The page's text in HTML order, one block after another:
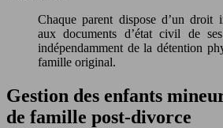
Chaque parent dispose d’un droit
aux documents d’état civil de
indépendamment de la détention
famille original.
Gestion des enfants
de famille post-divorce